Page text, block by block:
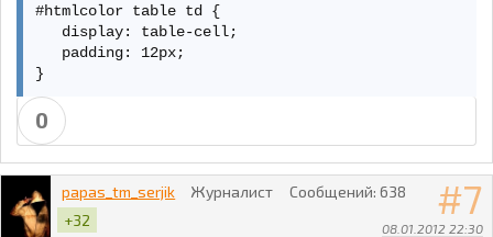
#htmlcolor table td {
   display: table-cell;
   padding: 12px;
}
0
7
08.01.2012 22:30
papas_tm_serjik Журналист Сообщений: 638
+32